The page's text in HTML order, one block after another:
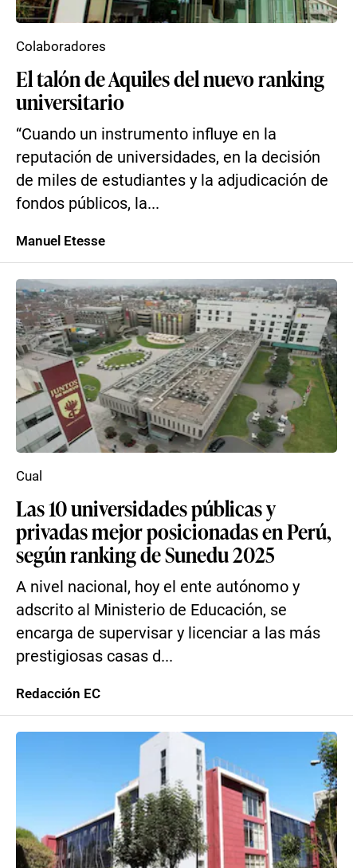
El talón de Aquiles del nuevo ranking
universitario
“Cuando un instrumento influye en la
reputación de universidades, en la decisión
de miles de estudiantes y la adjudicación de
fondos públicos, la...
Colaboradores
Manuel Etesse
Las 10 universidades públicas y
privadas mejor posicionadas en Perú,
según ranking de Sunedu 2025
A nivel nacional, hoy el ente autónomo y
adscrito al Ministerio de Educación, se
encarga de supervisar y licenciar a las más
prestigiosas casas d...
Cual
Redacción EC